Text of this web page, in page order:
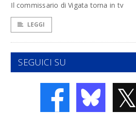
Il commissario di Vigata torna in tv
LEGGI
SEGUICI SU
𝕏